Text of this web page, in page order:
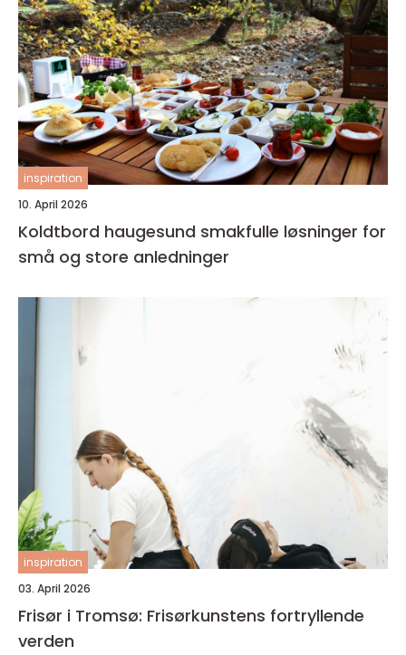
inspiration
10. April 2026
Koldtbord haugesund smakfulle løsninger for
små og store anledninger
inspiration
03. April 2026
Frisør i Tromsø: Frisørkunstens fortryllende
verden